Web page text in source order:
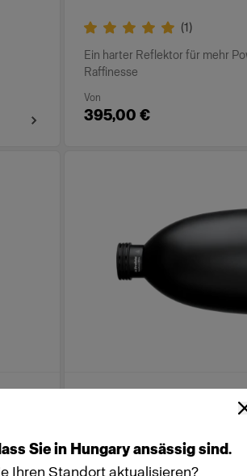
Siein Hungaryansässigsind.
Ihren Standort aktualisieren?
(1)
Ein harter Reflektor für mehr
Raffinesse
Von
395,00 €
TeleZoom Reflector